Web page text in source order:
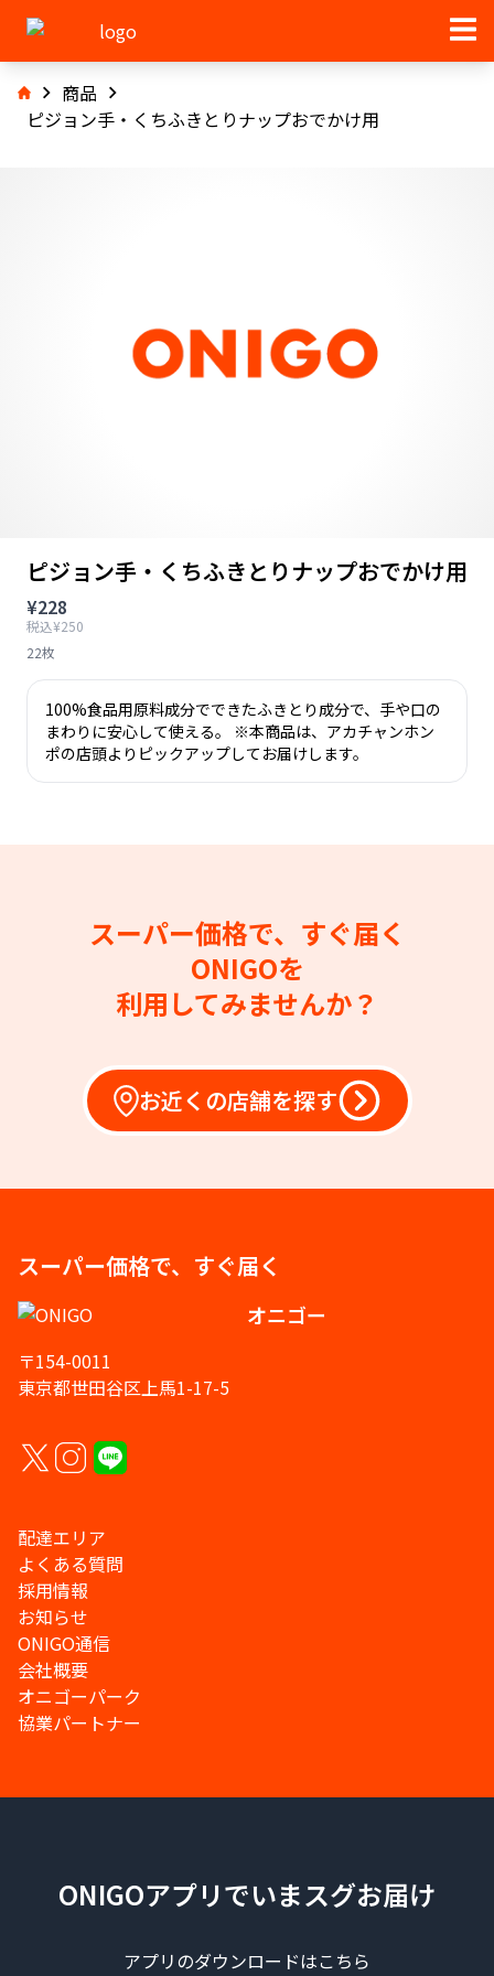
商品
ピジョン手・くちふきとりナップおでかけ用
ピジョン手・くちふきとりナップおでかけ用
¥228
税込¥250
22枚
100%食品用原料成分でできたふきとり成分で、手や口の
まわりに安心して使える。 ※本商品は、アカチャンホン
ポの店頭よりピックアップしてお届けします。
スーパー価格で、すぐ届く
ONIGOを
利用してみませんか？
お近くの店舗を探す
スーパー価格で、すぐ届く
オニゴー
〒154-0011
東京都世田谷区上馬1-17-5
配達エリア
よくある質問
採用情報
お知らせ
ONIGO通信
会社概要
オニゴーパーク
協業パートナー
ONIGOアプリでいまスグお届け
アプリのダウンロードはこちら